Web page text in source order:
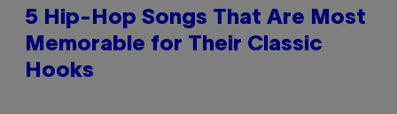
5 Hip-Hop Songs That Are Most
Memorable for Their Classic
Hooks